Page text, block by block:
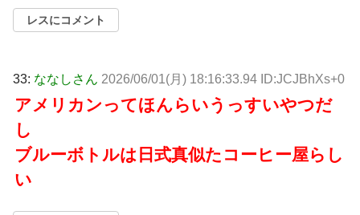
レスにコメント
33: ななしさん 2026/06/01(月) 18:16:33.94 ID:JCJBhXs+0
アメリカンってほんらいうっすいやつだ
し
ブルーボトルは日式真似たコーヒー屋らし
い